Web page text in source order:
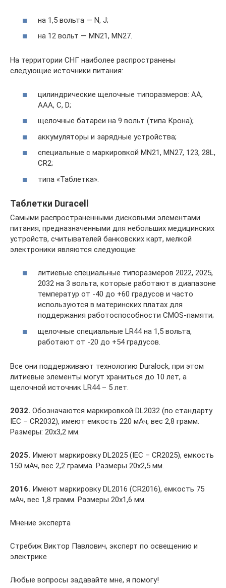
на 1,5 вольта — N, J;
на 12 вольт — MN21, MN27.
На территории СНГ наиболее распространены
следующие источники питания:
цилиндрические щелочные типоразмеров: AA,
AAA, C, D;
щелочные батареи на 9 вольт (типа Крона);
аккумуляторы и зарядные устройства;
специальные с маркировкой MN21, MN27, 123, 28L,
CR2;
типа «Таблетка».
Таблетки Duracell
Самыми распространенными дисковыми элементами
питания, предназначенными для небольших медицинских
устройств, считывателей банковских карт, мелкой
электроники являются следующие:
литиевые специальные типоразмеров 2022, 2025,
2032 на 3 вольта, которые работают в диапазоне
температур от -40 до +60 градусов и часто
используются в материнских платах для
поддержания работоспособности CMOS-памяти;
щелочные специальные LR44 на 1,5 вольта,
работают от -20 до +54 градусов.
Все они поддерживают технологию Duralock, при этом
литиевые элементы могут храниться до 10 лет, а
щелочной источник LR44 – 5 лет.
2032. Обозначаются маркировкой DL2032 (по стандарту
IEC – CR2032), имеют емкость 220 мАч, вес 2,8 грамм.
Размеры: 20х3,2 мм.
2025. Имеют маркировку DL2025 (IEC – CR2025), емкость
150 мАч, вес 2,2 грамма. Размеры 20х2,5 мм.
2016. Имеют маркировку DL2016 (CR2016), емкость 75
мАч, вес 1,8 грамм. Размеры 20х1,6 мм.
Мнение эксперта
Стребиж Виктор Павлович, эксперт по освещению и
электрике
Любые вопросы задавайте мне, я помогу!